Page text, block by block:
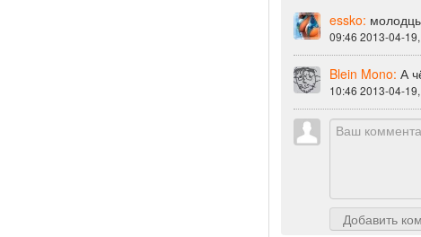
essko:
09:46 2013-04-19,
Blein Mono: А
10:46 2013-04-19,
Добавить